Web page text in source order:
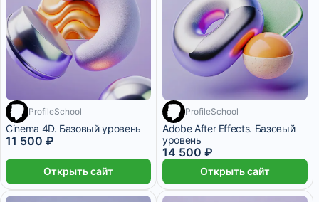
ProfileSchool
Cinema 4D. Базовый уровень
11 500 ₽
Открыть сайт
ProfileSchool
Adobe After Effects. Базовый
уровень
14 500 ₽
Открыть сайт